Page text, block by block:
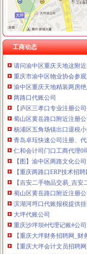
工商动态
重庆市渝中区人民
重庆天地写字楼|重庆市辖
【图】邻解放碑洪崖洞重
渝中区重庆天地公寓即买
重庆渝中重庆天地户型图-
重庆市渝中区物业协会参
渝中区重庆天地精装两房
两路口代账公司
【庐区三孝口专业注册公
蜀山区黄岳路口附近注册
杨浦区五角场镇出口退税
青岛卓珏快速公司注册、
仁和会计司门口工商代理0
【图】渝中区两路文化公
【重庆两路口ERP技术招
【吉安二手物品交易_吉安
蜀山区黄岳路口附近注册
滨湖河埒口代账报税提供
大坪代账公司
重庆沙坪坝#代理记账#公
【重庆大坪财务招聘网_财
【重庆大坪会计文员招聘
【大坪会计服务|大坪会计